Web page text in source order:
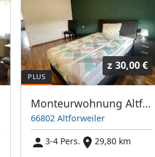
z 30,00 €
Monteurwohnung Altforweiler Fewo Apartments
66802 Altforweiler
3-4 Pers.
29,80 km